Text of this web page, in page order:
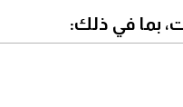
بما في ذلك: